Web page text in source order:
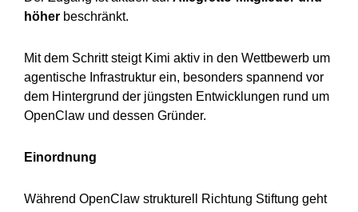
höher beschränkt.
Mit dem Schritt steigt Kimi aktiv in den Wettbewerb um
agentische Infrastruktur ein, besonders spannend vor
dem Hintergrund der jüngsten Entwicklungen rund um
OpenClaw und dessen Gründer.
Einordnung
Während OpenClaw strukturell Richtung Stiftung geht